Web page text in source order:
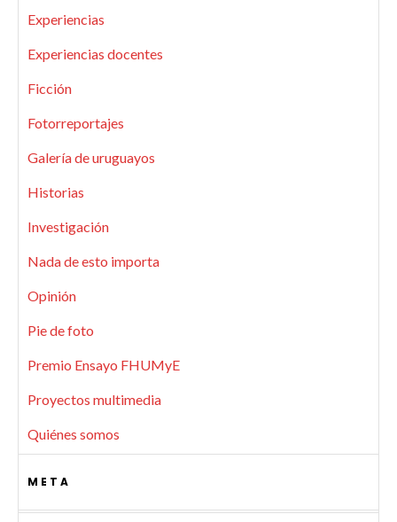
Experiencias
Experiencias docentes
Ficción
Fotorreportajes
Galería de uruguayos
Historias
Investigación
Nada de esto importa
Opinión
Pie de foto
Premio Ensayo FHUMyE
Proyectos multimedia
Quiénes somos
META